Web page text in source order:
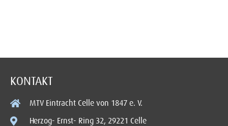
KONTAKT
MTV Eintracht Celle von 1847 e. V.
Herzog- Ernst- Ring 32, 29221 Celle